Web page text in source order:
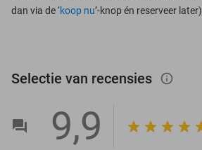
dan via de ‘koop nu’-knop én reserveer later)
Selectie van recensies info_outlined
9,9